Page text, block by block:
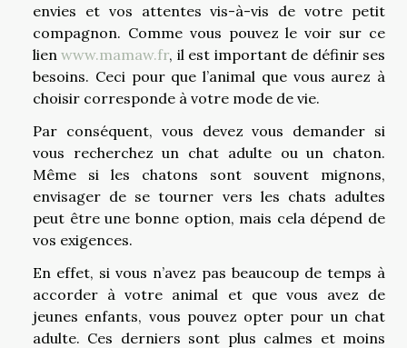
envies et vos attentes vis-à-vis de votre petit
compagnon. Comme vous pouvez le voir sur ce
lienwww.mamaw.fr, il est important de définir ses
besoins. Ceci pour que l’animal que vous aurez à
choisir corresponde à votre mode de vie.
Par conséquent, vous devez vous demander si
vous recherchez un chat adulte ou un chaton.
Même si les chatons sont souvent mignons,
envisager de se tourner vers les chats adultes
peut être une bonne option, mais cela dépend de
vos exigences.
En effet, si vous n’avez pas beaucoup de temps à
accorder à votre animal et que vous avez de
jeunes enfants, vous pouvez opter pour un chat
adulte. Ces derniers sont plus calmes et moins